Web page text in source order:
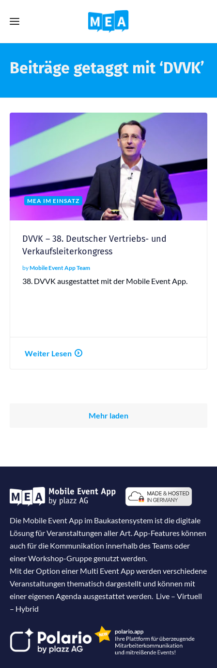
Beiträge getaggt mit ‘DVVK’
MEA IM EINSATZ
DVVK – 38. Deutscher Vertriebs- und
Verkaufsleiterkongress
byMobile Event App Team
38. DVVK ausgestattet mit der Mobile Event App.
Weiter Lesen
Mehr laden
Die Mobile Event App im Baukastensystem ist die digitale
Lösung für Veranstaltungen aller Art. App-Features können
auch für die Kommunikation innerhalb des Teams oder
einer Workshop-Gruppe genutzt werden.
Mit der Option einer Multi Event App werden verschiedene
Veranstaltungen thematisch dargestellt und können mit
einer eigenen Agenda ausgestattet werden. Live – Virtuell
– Hybrid